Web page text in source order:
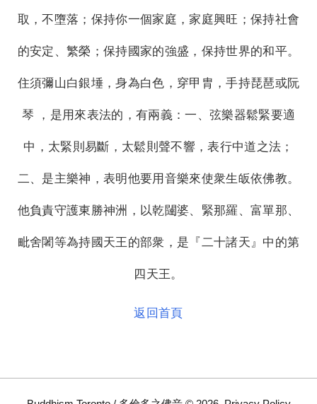
取，不墮落；保持你一個家庭，家庭興旺；保持社會
的安定、繁榮；保持國家的強盛，保持世界的和平。
住須彌山白銀埵，身為白色，穿甲胄，手持琵琶或阮
琴 ，是用來表法的，有兩義：一、弦樂器鬆緊要適
中，太緊則易斷，太鬆則聲不響，表行中道之法；
二、是主樂神，表明他要用音樂來使衆生皈依佛教。
他負責守護東勝神洲，以乾闥婆、緊那羅、富單那、
毗舍闍等為持國天王的部衆，是『二十諸天』中的第
四天王。
返回首頁